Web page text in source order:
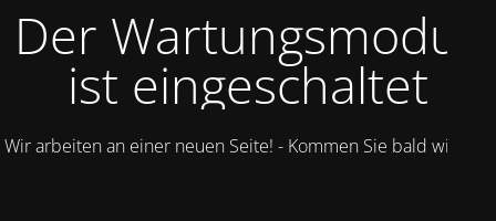
Der Wartungsmodus
ist eingeschaltet
Wir arbeiten an einer neuen Seite! - Kommen Sie bald wieder.